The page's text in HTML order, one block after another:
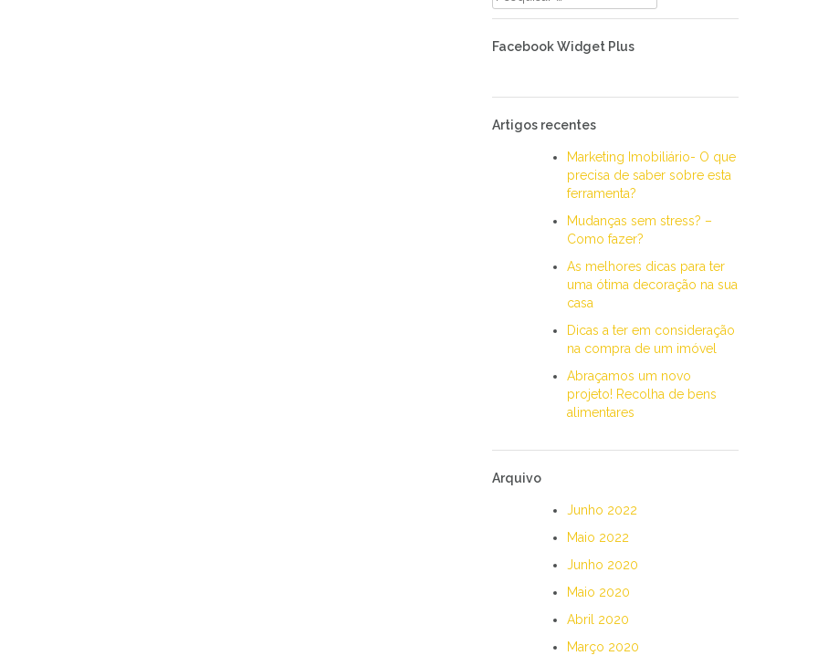
por:
Facebook Widget Plus
Artigos recentes
Marketing Imobiliário- O que
precisa de saber sobre esta
ferramenta?
Mudanças sem stress? –
Como fazer?
As melhores dicas para ter
uma ótima decoração na sua
casa
Dicas a ter em consideração
na compra de um imóvel
Abraçamos um novo
projeto! Recolha de bens
alimentares
Arquivo
Junho 2022
Maio 2022
Junho 2020
Maio 2020
Abril 2020
Março 2020